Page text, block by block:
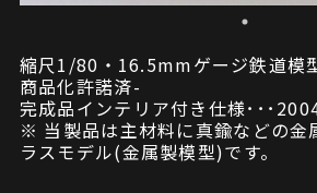
縮尺1/80・16.5mmゲージ鉄道
商品化許諾済-
完成品インテリア付き仕様･･･
※ 当製品は主材料に真鍮などの金
ラスモデル(金属製模型)です。